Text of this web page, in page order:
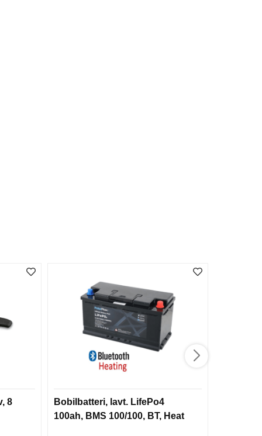
8
Bobilbatteri, lavt. LifePo4
100ah, BMS 100/100, BT, Heat